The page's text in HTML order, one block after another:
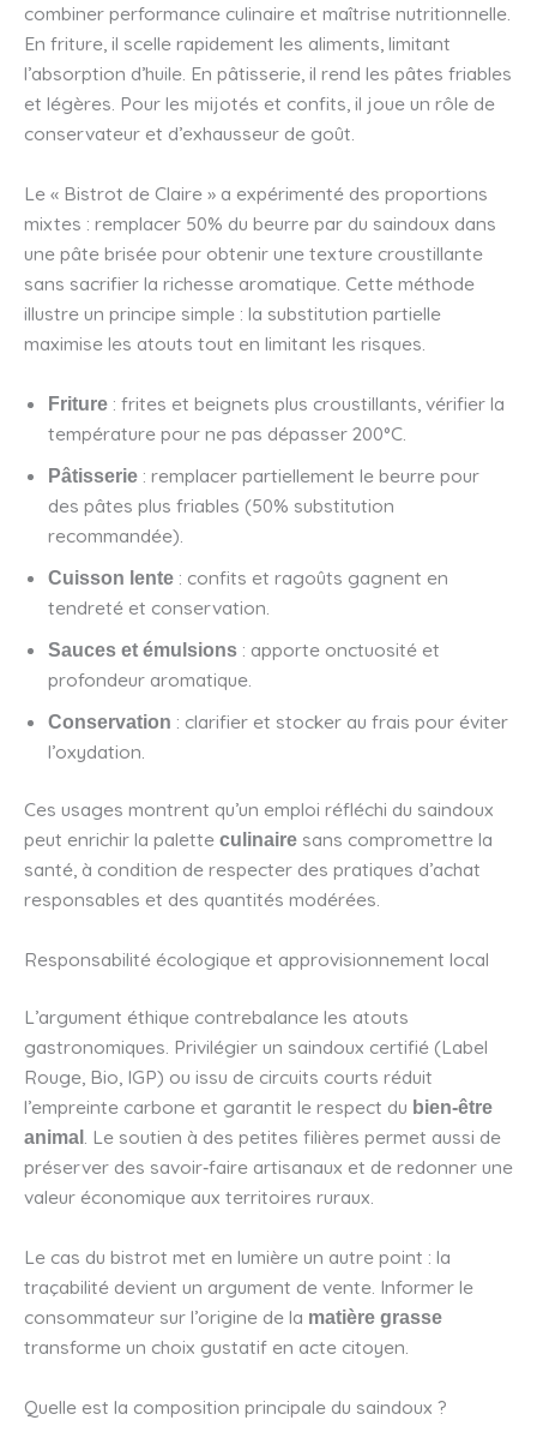
combiner performance culinaire et maîtrise nutritionnelle.
En friture, il scelle rapidement les aliments, limitant
l’absorption d’huile. En pâtisserie, il rend les pâtes friables
et légères. Pour les mijotés et confits, il joue un rôle de
conservateur et d’exhausseur de goût.
Le « Bistrot de Claire » a expérimenté des proportions
mixtes : remplacer 50% du beurre par du saindoux dans
une pâte brisée pour obtenir une texture croustillante
sans sacrifier la richesse aromatique. Cette méthode
illustre un principe simple : la substitution partielle
maximise les atouts tout en limitant les risques.
Friture : frites et beignets plus croustillants, vérifier la
température pour ne pas dépasser 200°C.
Pâtisserie : remplacer partiellement le beurre pour
des pâtes plus friables (50% substitution
recommandée).
Cuisson lente : confits et ragoûts gagnent en
tendreté et conservation.
Sauces et émulsions : apporte onctuosité et
profondeur aromatique.
Conservation : clarifier et stocker au frais pour éviter
l’oxydation.
Ces usages montrent qu’un emploi réfléchi du saindoux
peut enrichir la palette culinaire sans compromettre la
santé, à condition de respecter des pratiques d’achat
responsables et des quantités modérées.
Responsabilité écologique et approvisionnement local
L’argument éthique contrebalance les atouts
gastronomiques. Privilégier un saindoux certifié (Label
Rouge, Bio, IGP) ou issu de circuits courts réduit
l’empreinte carbone et garantit le respect du bien‑être
animal
. Le soutien à des petites filières permet aussi de
préserver des savoir‑faire artisanaux et de redonner une
valeur économique aux territoires ruraux.
Le cas du bistrot met en lumière un autre point : la
traçabilité devient un argument de vente. Informer le
consommateur sur l’origine de la matière grasse
transforme un choix gustatif en acte citoyen.
Quelle est la composition principale du saindoux ?